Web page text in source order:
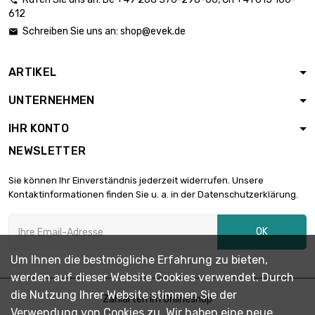
Durchmesser :
3.684,36 €
Länge : 1 Meter x
Durchmesser :
50 st/pc
16mm
Durchmesser :
Länge : 1 Meter x
10 st/pc
Durchmesser :
25.4mm
1.886,39 €
612
 Schreiben Sie uns an: shop@evek.de
ARTIKEL
UNTERNEHMEN
IHR KONTO
NEWSLETTER
Sie können Ihr Einverständnis jederzeit widerrufen. Unsere
Kontaktinformationen finden Sie u. a. in der Datenschutzerklärung.
OK
Zahlarten im Onlineshop
Um Ihnen die bestmögliche Erfahrung zu bieten,
werden auf dieser Website Cookies verwendet. Durch
die Nutzung Ihrer Website stimmen Sie der